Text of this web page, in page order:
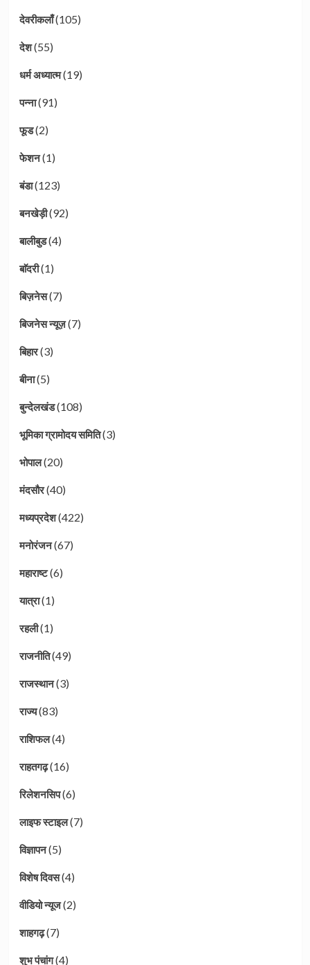
देवरीकलाँ(105)
देश(55)
धर्म अध्यात्म(19)
पन्ना(91)
फूड(2)
फेशन(1)
बंडा(123)
बनखेड़ी(92)
बालीबुड(4)
बाॅदरी(1)
बिज़नेस(7)
बिजनेस न्यूज़(7)
बिहार(3)
बीना(5)
बुन्देलखंड(108)
भूमिका ग्रामोदय समिति(3)
भोपाल(20)
मंदसौर(40)
मध्यप्रदेश(422)
मनोरंजन(67)
महाराष्ट(6)
यात्रा(1)
रहली(1)
राजनीति(49)
राजस्थान(3)
राज्य(83)
राशिफल(4)
राहतगढ़(16)
रिलेशनसिप(6)
लाइफ स्टाइल(7)
विज्ञापन(5)
विशेष दिवस(4)
वीडियो न्यूज(2)
शाहगढ़(7)
शुभ पंचांग(4)